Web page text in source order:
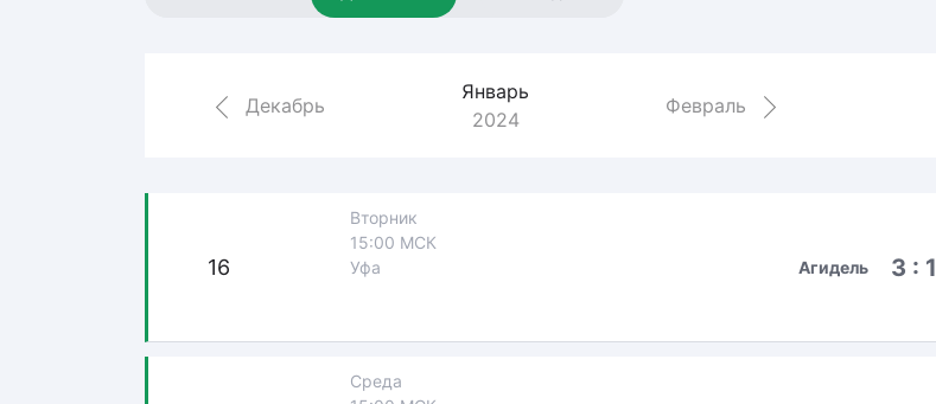
Локомотив
Декабрь
Январь
2024
Февраль
16
Вторник
15:00 МСК
Уфа
Агидель 3 : 1
Среда